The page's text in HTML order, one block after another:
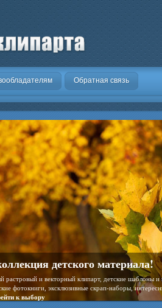
Обратная связь
детского материала!
растровый и векторный клипарт, детские шаблоны
фотокниги, эксклюзивные скрап-наборы,
к выбору